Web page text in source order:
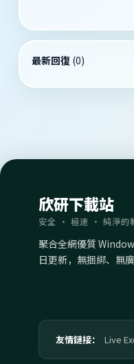
最新回復 (0)
欣研下載站
安全 · 極速 · 純淨的
聚合全網優質
日更新，無捆綁、無
友情鏈接： Live